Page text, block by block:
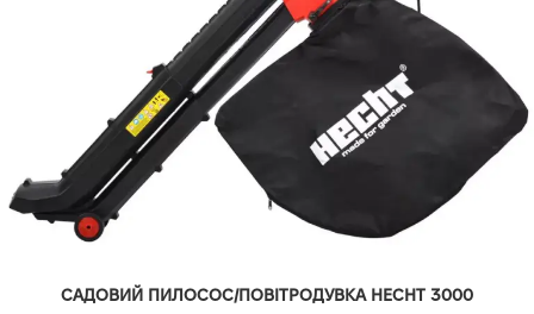
САДОВИЙ ПИЛОСОС/ПОВІТРОДУВКА HECHT 3000